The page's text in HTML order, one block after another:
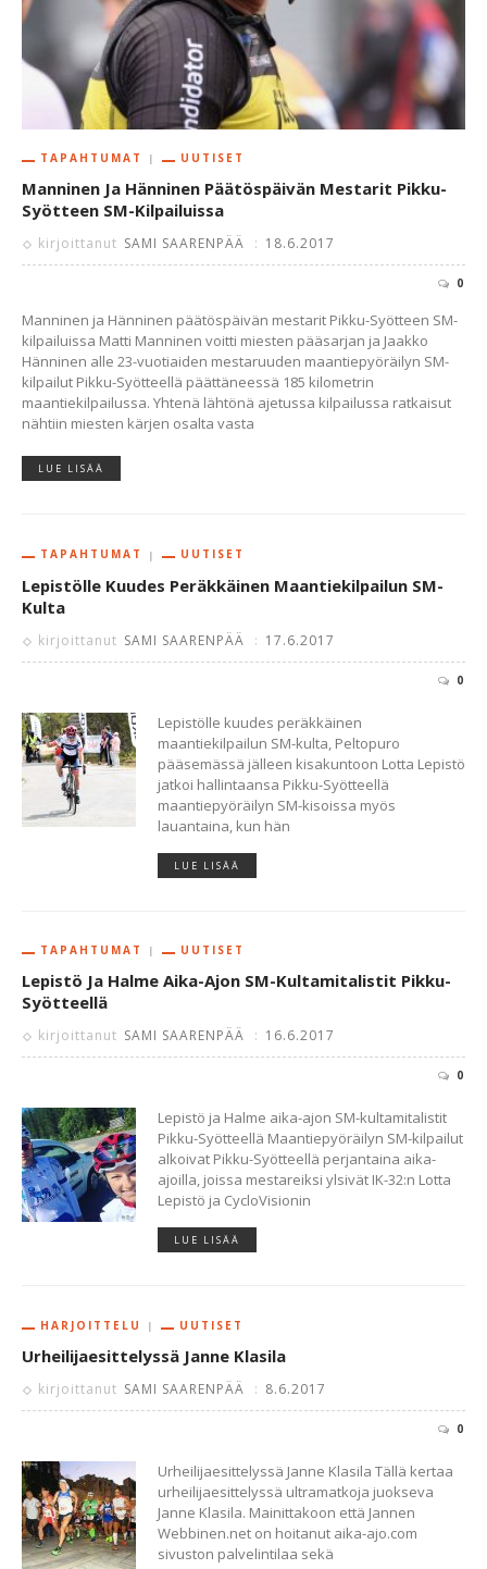
TAPAHTUMAT UUTISET
Manninen Ja Hänninen Päätöspäivän Mestarit Pikku-
Syötteen SM-Kilpailuissa
kirjoittanut SAMI SAARENPÄÄ : 18.6.2017
0
Manninen ja Hänninen päätöspäivän mestarit Pikku-Syötteen SM-
kilpailuissa Matti Manninen voitti miesten pääsarjan ja Jaakko
Hänninen alle 23-vuotiaiden mestaruuden maantiepyöräilyn SM-
kilpailut Pikku-Syötteellä päättäneessä 185 kilometrin
maantiekilpailussa. Yhtenä lähtönä ajetussa kilpailussa ratkaisut
nähtiin miesten kärjen osalta vasta
LUE LISÄÄ
TAPAHTUMAT UUTISET
Lepistölle Kuudes Peräkkäinen Maantiekilpailun SM-
Kulta
kirjoittanut SAMI SAARENPÄÄ : 17.6.2017
0
Lepistölle kuudes peräkkäinen
maantiekilpailun SM-kulta, Peltopuro
pääsemässä jälleen kisakuntoon Lotta Lepistö
jatkoi hallintaansa Pikku-Syötteellä
maantiepyöräilyn SM-kisoissa myös
lauantaina, kun hän
LUE LISÄÄ
TAPAHTUMAT UUTISET
Lepistö Ja Halme Aika-Ajon SM-Kultamitalistit Pikku-
Syötteellä
kirjoittanut SAMI SAARENPÄÄ : 16.6.2017
0
Lepistö ja Halme aika-ajon SM-kultamitalistit
Pikku-Syötteellä Maantiepyöräilyn SM-kilpailut
alkoivat Pikku-Syötteellä perjantaina aika-
ajoilla, joissa mestareiksi ylsivät IK-32:n Lotta
Lepistö ja CycloVisionin
LUE LISÄÄ
HARJOITTELU UUTISET
Urheilijaesittelyssä Janne Klasila
kirjoittanut SAMI SAARENPÄÄ : 8.6.2017
0
Urheilijaesittelyssä Janne Klasila Tällä kertaa
urheilijaesittelyssä ultramatkoja juokseva
Janne Klasila. Mainittakoon että Jannen
Webbinen.net on hoitanut aika-ajo.com
sivuston palvelintilaa sekä